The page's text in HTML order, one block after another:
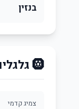
בנזין
🛞 גלגלים וצמיגים
צמיג קדמי